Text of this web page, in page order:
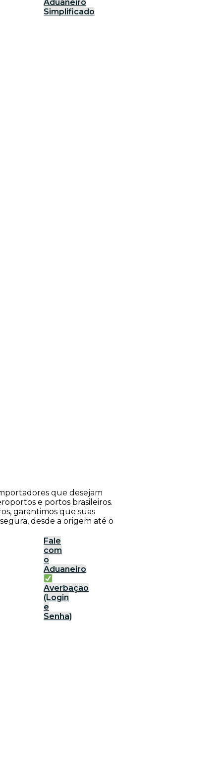
Aduaneiro
Simplificado
que desejam
e portos brasileiros.
garantimos que suas
desde a origem até o
Fale
com
o
Aduaneiro
Averbação
(Login
e
Senha)